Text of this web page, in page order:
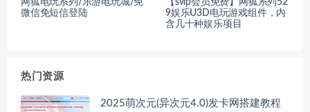
微信免短信登陆
9娱乐U3D电玩游戏组件，内
含几十种娱乐项目
热门资源
2025萌次元(异次元4.0)发卡网搭建教程